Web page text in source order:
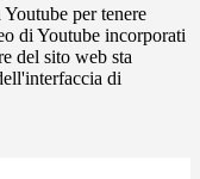
per tenere
di Youtube incorporati
del sito web sta
di